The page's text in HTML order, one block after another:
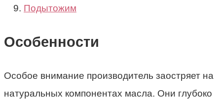
Подытожим
Особенности
Особое внимание производитель заостряет на
натуральных компонентах масла. Они глубоко